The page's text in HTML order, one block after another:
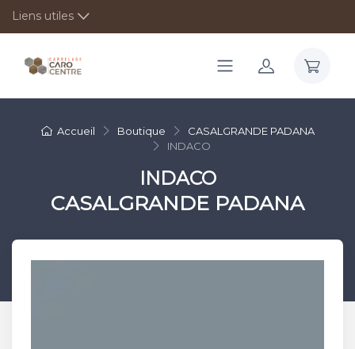
Liens utiles
Accueil Boutique
CASALGRANDE PADANA
INDACO
INDACO
CASALGRANDE PADANA